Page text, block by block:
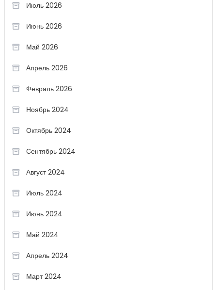
Июль 2026
Июнь 2026
Май 2026
Апрель 2026
Февраль 2026
Ноябрь 2024
Октябрь 2024
Сентябрь 2024
Август 2024
Июль 2024
Июнь 2024
Май 2024
Апрель 2024
Март 2024